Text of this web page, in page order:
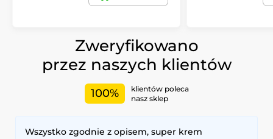
Zweryfikowano
przez naszych klientów
100%
klientów poleca
nasz sklep
Wszystko zgodnie z opisem, super krem